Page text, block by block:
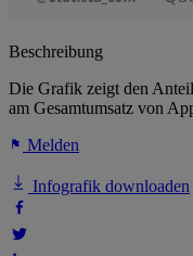
Beschreibung
Die Grafik zeigt den
am Gesamtumsatz von
Melden
Infografik downloaden